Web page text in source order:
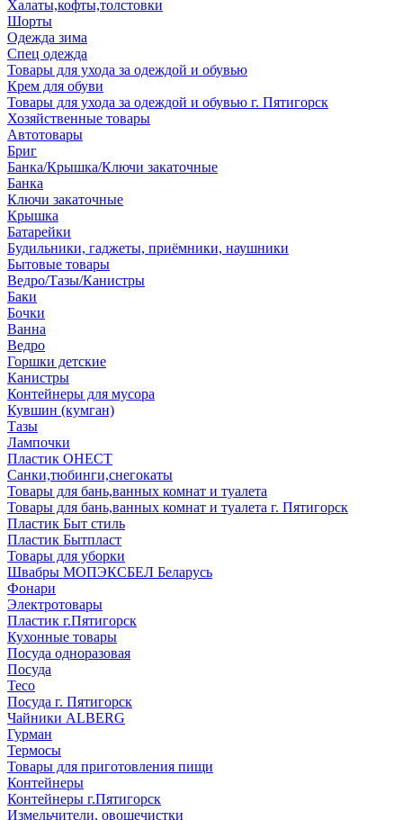
Халаты,кофты,толстовки
Шорты
Одежда зима
Спец одежда
Товары для ухода за одеждой и обувью
Крем для обуви
Товары для ухода за одеждой и обувью г. Пятигорск
Хозяйственные товары
Автотовары
Бриг
Банка/Крышка/Ключи закаточные
Банка
Ключи закаточные
Крышка
Батарейки
Будильники, гаджеты, приёмники, наушники
Бытовые товары
Ведро/Тазы/Канистры
Баки
Бочки
Ванна
Ведро
Горшки детские
Канистры
Контейнеры для мусора
Кувшин (кумган)
Тазы
Лампочки
Пластик ОНЕСТ
Санки,тюбинги,снегокаты
Товары для бань,ванных комнат и туалета
Товары для бань,ванных комнат и туалета г. Пятигорск
Пластик Быт стиль
Пластик Бытпласт
Товары для уборки
Швабры МОПЭКСБЕЛ Беларусь
Фонари
Электротовары
Пластик г.Пятигорск
Кухонные товары
Посуда одноразовая
Посуда
Teco
Посуда г. Пятигорск
Чайники ALBERG
Гурман
Термосы
Товары для приготовления пищи
Контейнеры
Контейнеры г.Пятигорск
Измельчители, овощечистки